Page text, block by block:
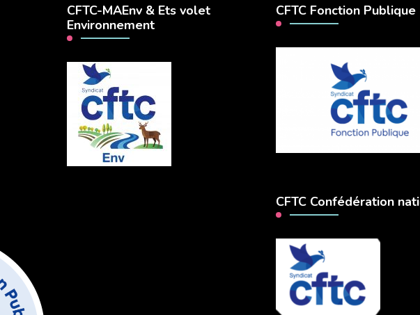
CFTC-MAEnv & Ets volet
Environnement
CFTC Fonction Publique
CFTC Confédération